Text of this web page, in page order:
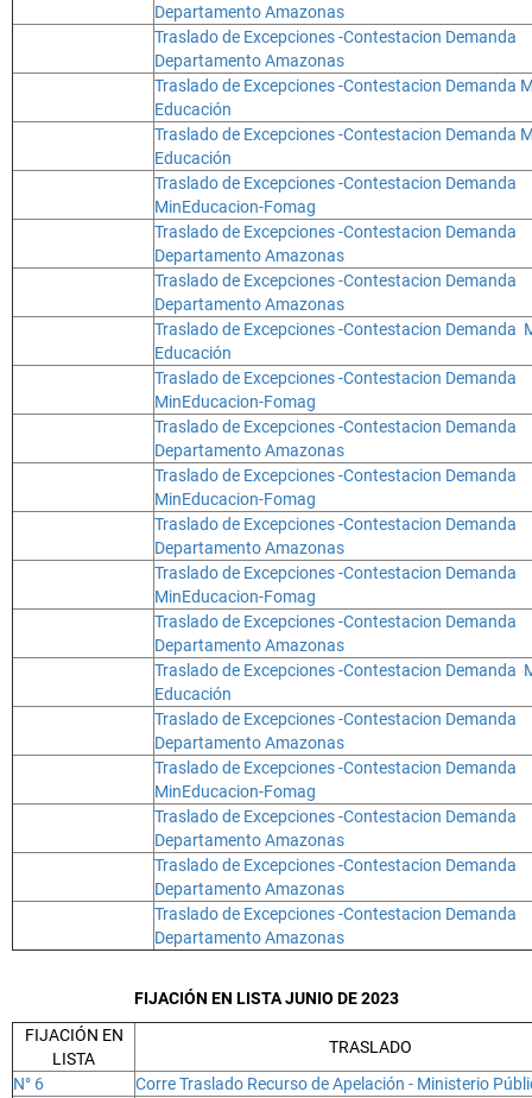
Departamento Amazonas
Traslado de Excepciones -Contestacion Demanda
Departamento Amazonas
Traslado de Excepciones -Contestacion Demanda
Educación
Traslado de Excepciones -Contestacion Demanda
Educación
Traslado de Excepciones -Contestacion Demanda
MinEducacion-Fomag
Traslado de Excepciones -Contestacion Demanda
Departamento Amazonas
Traslado de Excepciones -Contestacion Demanda
Departamento Amazonas
Traslado de Excepciones -Contestacion Demanda
Educación
Traslado de Excepciones -Contestacion Demanda
MinEducacion-Fomag
Traslado de Excepciones -Contestacion Demanda
Departamento Amazonas
Traslado de Excepciones -Contestacion Demanda
MinEducacion-Fomag
Traslado de Excepciones -Contestacion Demanda
Departamento Amazonas
Traslado de Excepciones -Contestacion Demanda
MinEducacion-Fomag
Traslado de Excepciones -Contestacion Demanda
Departamento Amazonas
Traslado de Excepciones -Contestacion Demanda
Educación
Traslado de Excepciones -Contestacion Demanda
Departamento Amazonas
Traslado de Excepciones -Contestacion Demanda
MinEducacion-Fomag
Traslado de Excepciones -Contestacion Demanda
Departamento Amazonas
Traslado de Excepciones -Contestacion Demanda
Departamento Amazonas
Traslado de Excepciones -Contestacion Demanda
Departamento Amazonas
FIJACIÓN EN LISTA JUNIO DE 2023
FIJACIÓN EN
LISTA
TRASLADO
N° 6
Corre Traslado Recurso de Apelación - Ministerio